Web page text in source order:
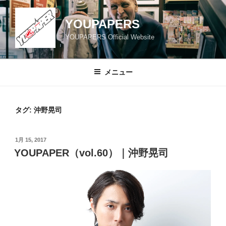
コ
ン
テ
ツ
YOUPAPERS
YOUPAPERS Official Website
メニュー
タグ: 沖野晃司
投
稿
日:
1月 15, 2017
YOUPAPER（vol.60）｜沖野晃司